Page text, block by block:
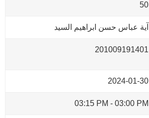
50
آية عباس حسن ابراهيم السيد
201009191401
2024-01-30
03:00 PM
-
03:15 PM